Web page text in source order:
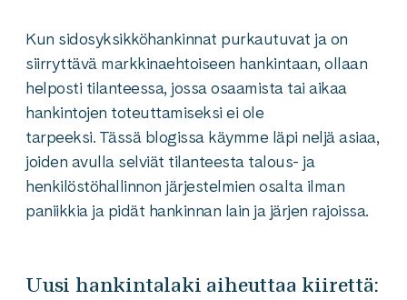
Kun sidosyksikköhankinnat purkautuvat ja on
siirryttävä markkinaehtoiseen hankintaan, ollaan
helposti tilanteessa, jossa osaamista tai aikaa
hankintojen toteuttamiseksi ei ole
tarpeeksi. Tässä blogissa käymme läpi neljä asiaa,
joiden avulla selviät tilanteesta talous- ja
henkilöstöhallinnon järjestelmien osalta ilman
paniikkia ja pidät hankinnan lain ja järjen rajoissa.
Uusi hankintalaki aiheuttaa kiirettä: